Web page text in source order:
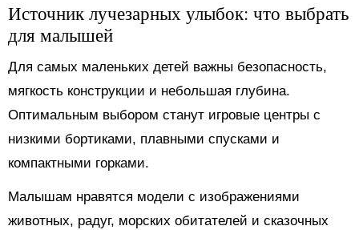
Источник лучезарных улыбок: что выбрать
для малышей
Для самых маленьких детей важны безопасность,
мягкость конструкции и небольшая глубина.
Оптимальным выбором станут игровые центры с
низкими бортиками, плавными спусками и
компактными горками.
Малышам нравятся модели с изображениями
животных, радуг, морских обитателей и сказочных